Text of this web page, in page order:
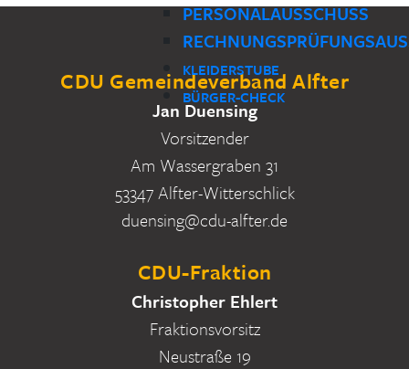
PERSONALAUSSCHUSS
KLEIDERSTUBE
BÜRGER-CHECK
CDU Gemeindeverband Alfter
Jan Duensing
Vorsitzender
Am Wassergraben 31
53347 Alfter-Witterschlick
duensing@cdu-alfter.de
CDU-Fraktion
Christopher Ehlert
Fraktionsvorsitz
Neustraße 19